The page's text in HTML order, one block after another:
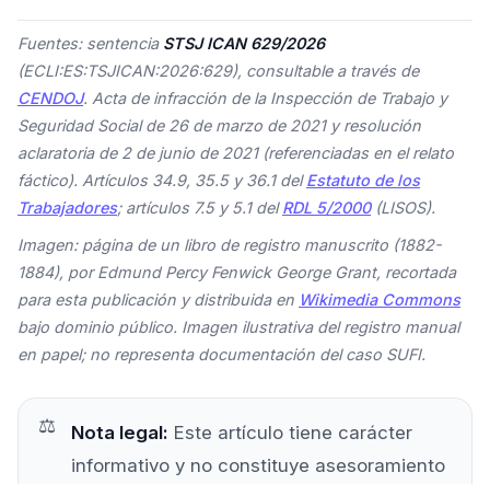
Fuentes: sentencia STSJ ICAN 629/2026
(ECLI:ES:TSJICAN:2026:629), consultable a través de
CENDOJ. Acta de infracción de la Inspección de Trabajo y
Seguridad Social de 26 de marzo de 2021 y resolución
aclaratoria de 2 de junio de 2021 (referenciadas en el relato
fáctico). Artículos 34.9, 35.5 y 36.1 delEstatuto de los
Trabajadores; artículos 7.5 y 5.1 delRDL 5/2000(LISOS).
Imagen: página de un libro de registro manuscrito (1882-
1884), por Edmund Percy Fenwick George Grant, recortada
para esta publicación y distribuida en Wikimedia Commons
bajo dominio público. Imagen ilustrativa del registro manual
en papel; no representa documentación del caso SUFI.
Nota legal: Este artículo tiene carácter
informativo y no constituye asesoramiento